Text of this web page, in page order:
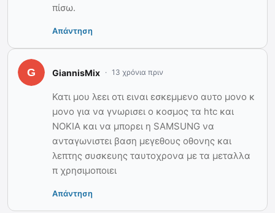
πίσω.
Απάντηση
GiannisMix 13 χρόνια πριν
Κατι μου λεει οτι ειναι εσκεμμενο αυτο μονο κ
μονο για να γνωρισει ο κοσμος τα htc και
ΝΟΚΙΑ και να μπορει η SAMSUNG να
ανταγωνιστει βαση μεγεθους οθονης και
λεπτης συσκευης ταυτοχρονα με τα μεταλλα
π χρησιμοποιει
Απάντηση